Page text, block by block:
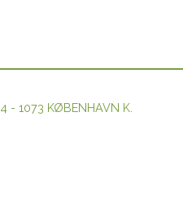
- 1073 KØBENHAVN K.